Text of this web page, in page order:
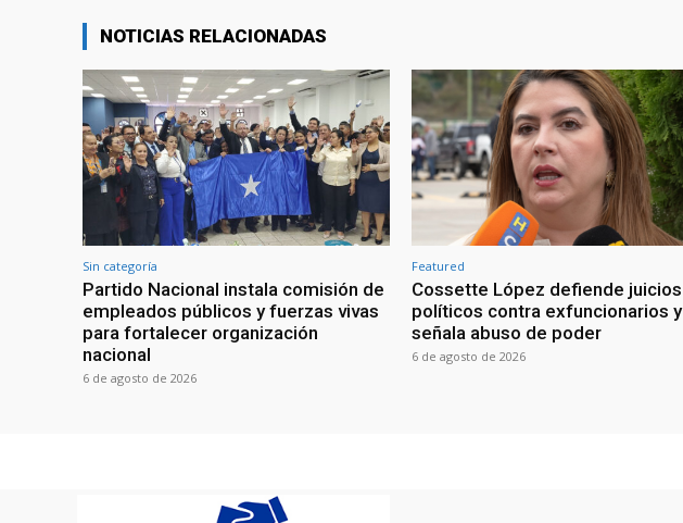
NOTICIAS RELACIONADAS
Sin categoría
Partido Nacional instala comisión de
empleados públicos y fuerzas vivas
para fortalecer organización
nacional
6 de agosto de 2026
Featured
Cossette López defiende juicios
políticos contra exfuncionarios y
señala abuso de poder
6 de agosto de 2026